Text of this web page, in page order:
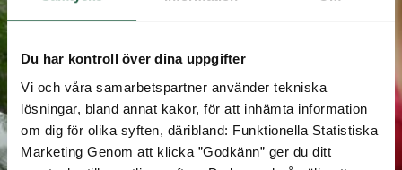
Du har kontroll över dina uppgifter
Vi och våra samarbetspartner använder tekniska
lösningar, bland annat kakor, för att inhämta information
om dig för olika syften, däribland: Funktionella Statistiska
Marketing Genom att klicka ”Godkänn” ger du ditt